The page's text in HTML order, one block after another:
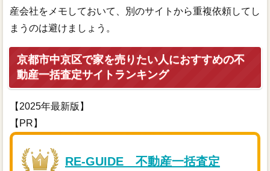
産会社をメモしておいて、別のサイトから重複依頼してし
まうのは避けましょう。
京都市中京区で家を売りたい人におすすめの不
動産一括査定サイトランキング
【2025年最新版】
【PR】
RE-GUIDE 不動産一括査定